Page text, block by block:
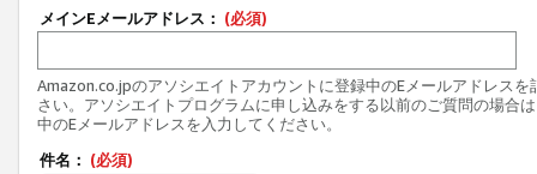
メインEメールアドレス： (必須)
Amazon.co.jpのアソシエイトアカウントに登録中のEメールアドレスを
さい。アソシエイトプログラムに申し込みをする以前のご質問の場合
中のEメールアドレスを入力してください。
件名： (必須)